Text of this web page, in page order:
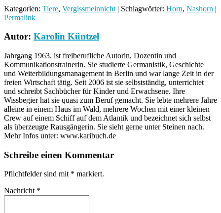
Kategorien: Tiere, Vergissmeinnicht | Schlagwörter: Horn, Nashorn |
Permalink
Autor: Karolin Küntzel
Jahrgang 1963, ist freiberufliche Autorin, Dozentin und
Kommunikationstrainerin. Sie studierte Germanistik, Geschichte
und Weiterbildungsmanagement in Berlin und war lange Zeit in der
freien Wirtschaft tätig. Seit 2006 ist sie selbstständig, unterrichtet
und schreibt Sachbücher für Kinder und Erwachsene. Ihre
Wissbegier hat sie quasi zum Beruf gemacht. Sie lebte mehrere Jahre
alleine in einem Haus im Wald, mehrere Wochen mit einer kleinen
Crew auf einem Schiff auf dem Atlantik und bezeichnet sich selbst
als überzeugte Rausgängerin. Sie sieht gerne unter Steinen nach.
Mehr Infos unter: www.karibuch.de
Schreibe einen Kommentar
Pflichtfelder sind mit * markiert.
Nachricht *